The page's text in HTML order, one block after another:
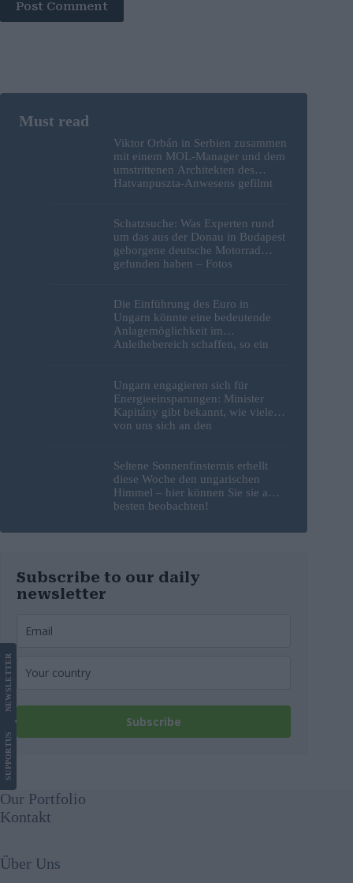
Post Comment
Viktor Orbán in Serbien zusammen
mit einem MOL-Manager und dem
umstrittenen Architekten des
Hatvanpuszta-Anwesens gefilmt
Schatzsuche: Was Experten rund
um das aus der Donau in Budapest
geborgene deutsche Motorrad
gefunden haben – Fotos
Die Einführung des Euro in
Ungarn könnte eine bedeutende
Anlagemöglichkeit im
Anleihebereich schaffen, so ein
Ungarn engagieren sich für
Energieeinsparungen: Minister
Kapitány gibt bekannt, wie viele
von uns sich an den
Seltene Sonnenfinsternis erhellt
diese Woche den ungarischen
Himmel – hier können Sie sie am
besten beobachten!
Subscribe to our daily
newsletter
Subscribe
SUPPORT
US
NEWS
LETTER
Our Portfolio
Kontakt
Über Uns